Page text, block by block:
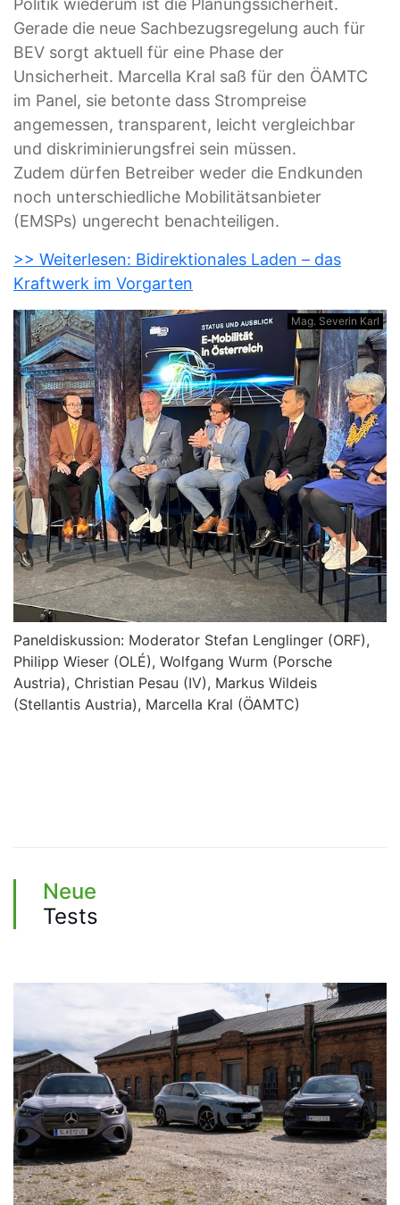
Politik wiederum ist die Planungssicherheit.
Gerade die neue Sachbezugsregelung auch für
BEV sorgt aktuell für eine Phase der
Unsicherheit. Marcella Kral saß für den ÖAMTC
im Panel, sie betonte dass Strompreise
angemessen, transparent, leicht vergleichbar
und diskriminierungsfrei sein müssen.
Zudem dürfen Betreiber weder die Endkunden
noch unterschiedliche Mobilitätsanbieter
(EMSPs) ungerecht benachteiligen.
>> Weiterlesen: Bidirektionales Laden – das
Kraftwerk im Vorgarten
Mag. Severin Karl
Paneldiskussion: Moderator Stefan Lenglinger (ORF),
Philipp Wieser (OLÉ), Wolfgang Wurm (Porsche
Austria), Christian Pesau (IV), Markus Wildeis
(Stellantis Austria), Marcella Kral (ÖAMTC)
Neue
Tests